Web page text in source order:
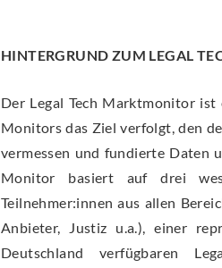
HINTERGRUND ZUM LEGAL
Der Legal Tech Marktmonitor ist
Monitors das Ziel verfolgt, den
vermessen und fundierte Daten
Monitor basiert auf drei
Teilnehmer:innen aus allen
Anbieter, Justiz u.a.), einer
Deutschland verfügbaren